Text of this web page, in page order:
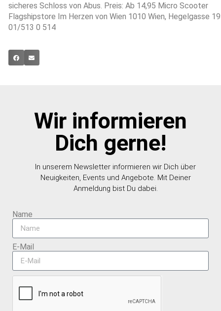
sicheres Schloss von Abus. Preis: Ab 14,95 Micro Scooter
Flagshipstore Im Herzen von Wien 1010 Wien, Hegelgasse 19
01/513 0 514
Wir informieren
Dich gerne!
In unserem Newsletter informieren wir Dich über
Neuigkeiten, Events und Angebote. Mit Deiner
Anmeldung bist Du dabei.
Name
E-Mail